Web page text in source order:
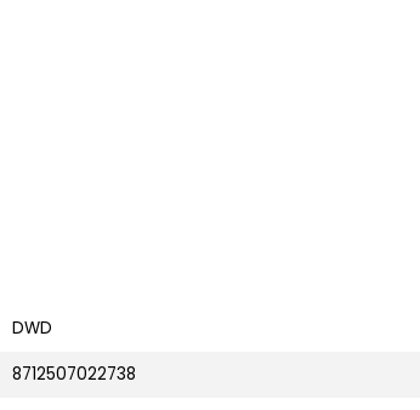
DWD
8712507022738